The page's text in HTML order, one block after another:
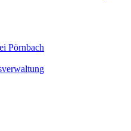
Pörnbach